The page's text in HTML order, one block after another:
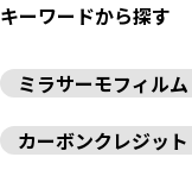
キーワードから探す
ミラサーモフィルム
カーボンクレジット